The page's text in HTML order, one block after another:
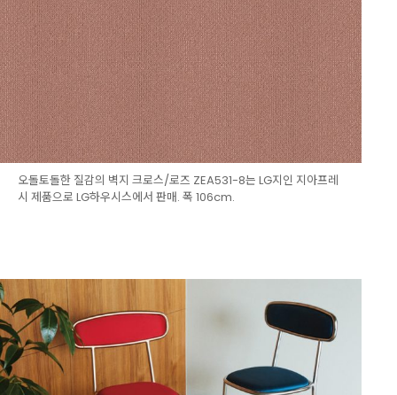
오돌토돌한 질감의 벽지 크로스/로즈 ZEA531-8는 LG지인 지아프레
시 제품으로 LG하우시스에서 판매. 폭 106cm.